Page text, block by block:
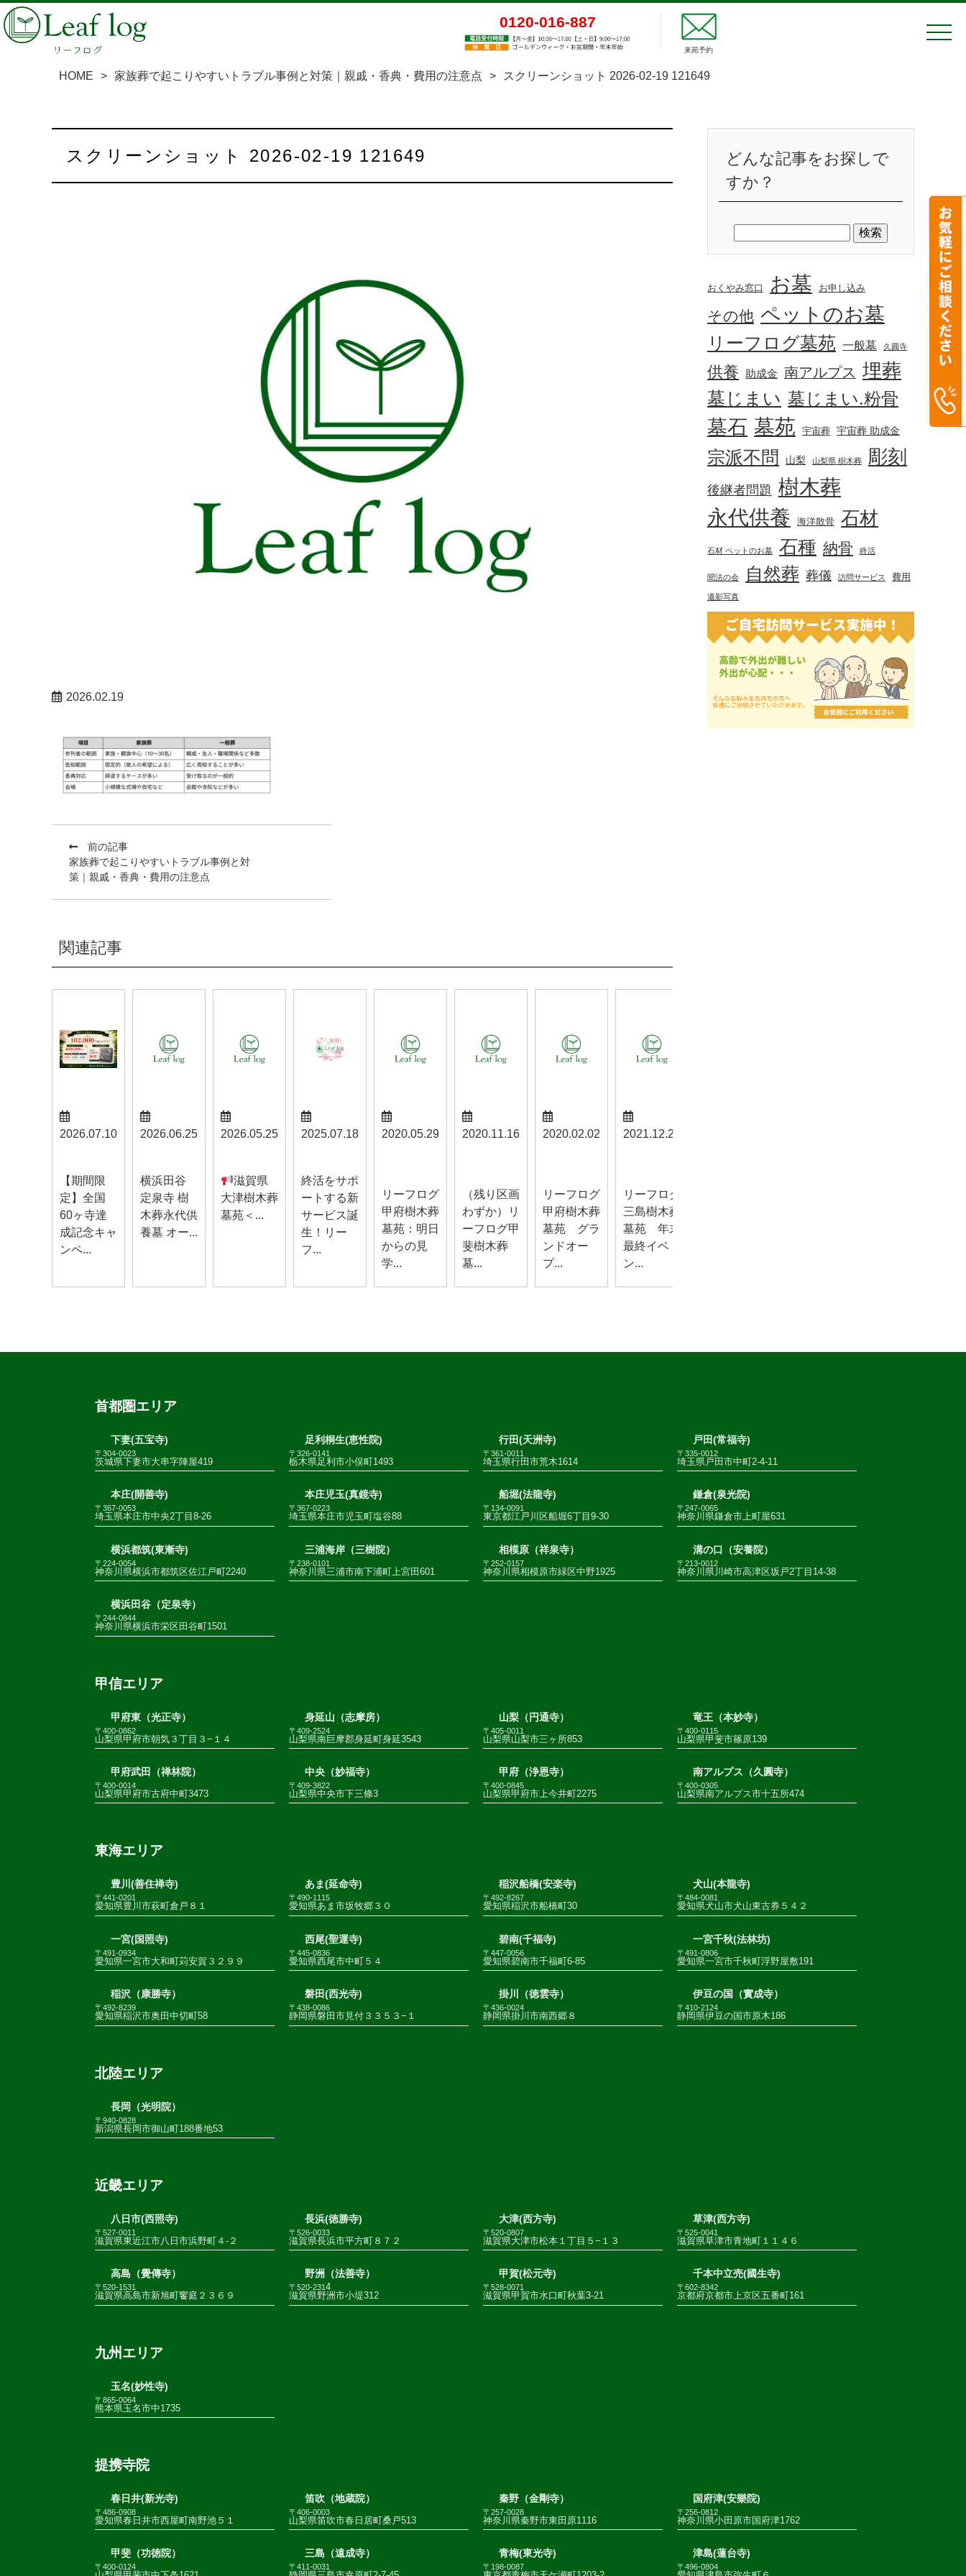
0120-016-887
来苑予約
HOME > 家族葬で起こりやすいトラブル事例と対策｜親戚・香典・費用の注意点 > スクリーンショット 2026-02-19 121649
スクリーンショット 2026-02-19 121649
2026.02.19
前の記事
家族葬で起こりやすいトラブル事例と対
策｜親戚・香典・費用の注意点
関連記事
2026.07.10
【期間限
定】全国
60ヶ寺達
成記念キャ
ンペ...
2026.06.25
横浜田谷
定泉寺 樹
木葬永代供
養墓 オー...
2026.05.25
滋賀県
大津樹木葬
墓苑＜...
2025.07.18
終活をサポ
ートする新
サービス誕
生！リー
フ...
2020.05.29
リーフログ
甲府樹木葬
墓苑：明日
からの見
学...
2020.11.16
（残り区画
わずか）リ
ーフログ甲
斐樹木葬
墓...
2020.02.02
リーフログ
甲府樹木葬
墓苑 グラ
ンドオー
プ...
2021.12.20
リーフログ
三島樹木葬
墓苑 年末
最終イベ
ン...
どんな記事をお探しで
すか？
おくやみ窓口 お墓 お申し込み
その他 ペットのお墓
リーフログ墓苑 一般墓 久圓寺
供養 助成金 南アルプス 埋葬
墓じまい 墓じまい.粉骨
墓石 墓苑 宇宙葬 宇宙葬 助成金
宗派不問 山梨 山梨県 樹木葬 彫刻
後継者問題 樹木葬
永代供養 海洋散骨 石材
石材 ペットのお墓 石種 納骨 終活
聞法の会 自然葬 葬儀 訪問サービス 費用
遺影写真
首都圏エリア
下妻(五宝寺)
〒304-0023
茨城県下妻市大串字陣屋419
足利桐生(恵性院)
〒326-0141
栃木県足利市小俣町1493
行田(天洲寺)
〒361-0011
埼玉県行田市荒木1614
戸田(常福寺)
〒335-0012
埼玉県戸田市中町2-4-11
本庄(開善寺)
〒367-0053
埼玉県本庄市中央2丁目8-26
本庄児玉(真鏡寺)
〒367-0223
埼玉県本庄市児玉町塩谷88
船堀(法龍寺)
〒134-0091
東京都江戸川区船堀6丁目9-30
鎌倉(泉光院)
〒247-0065
神奈川県鎌倉市上町屋631
横浜都筑(東漸寺)
〒224-0054
神奈川県横浜市都筑区佐江戸町2240
三浦海岸（三樹院）
〒238-0101
神奈川県三浦市南下浦町上宮田601
相模原（祥泉寺）
〒252-0157
神奈川県相模原市緑区中野1925
溝の口（安養院）
〒213-0012
神奈川県川崎市高津区坂戸2丁目14-38
横浜田谷（定泉寺）
〒244-0844
神奈川県横浜市栄区田谷町1501
甲信エリア
甲府東（光正寺）
〒400-0862
山梨県甲府市朝気３丁目３−１４
身延山（志摩房）
〒409-2524
山梨県南巨摩郡身延町身延3543
山梨（円通寺）
〒405-0011
山梨県山梨市三ヶ所853
竜王（本妙寺）
〒400-0115
山梨県甲斐市篠原139
甲府武田（禅林院）
〒400-0014
山梨県甲府市古府中町3473
中央（妙福寺）
〒409-3822
山梨県中央市下三條3
甲府（浄恩寺）
〒400-0845
山梨県甲府市上今井町2275
南アルプス（久圓寺）
〒400-0305
山梨県南アルプス市十五所474
東海エリア
豊川(善住禅寺)
〒441-0201
愛知県豊川市萩町倉戸８１
あま(延命寺)
〒490-1115
愛知県あま市坂牧郷３０
稲沢船橋(安楽寺)
〒492-8267
愛知県稲沢市船橋町30
犬山(本龍寺)
〒484-0081
愛知県犬山市犬山東古券５４２
一宮(国照寺)
〒491-0934
愛知県一宮市大和町苅安賀３２９９
西尾(聖運寺)
〒445-0836
愛知県西尾市中町５４
碧南(千福寺)
〒447-0056
愛知県碧南市千福町6-85
一宮千秋(法林坊)
〒491-0806
愛知県一宮市千秋町浮野屋敷191
稲沢（康勝寺）
〒492-8239
愛知県稲沢市奥田中切町58
磐田(西光寺)
〒438-0086
静岡県磐田市見付３３５３−１
掛川（徳雲寺）
〒436-0024
静岡県掛川市南西郷８
伊豆の国（實成寺）
〒410-2124
静岡県伊豆の国市原木186
北陸エリア
長岡（光明院）
〒940-0828
新潟県長岡市御山町188番地53
近畿エリア
八日市(西照寺)
〒527-0011
滋賀県東近江市八日市浜野町４-２
長浜(徳勝寺)
〒526-0033
滋賀県長浜市平方町８７２
大津(西方寺)
〒520-0807
滋賀県大津市松本１丁目５−１３
草津(西方寺)
〒525-0041
滋賀県草津市青地町１１４６
高島（覺傳寺）
〒520-1531
滋賀県高島市新旭町饗庭２３６９
野洲（法善寺）
〒520-231 4
滋賀県野洲市小堤312
甲賀(松元寺)
〒528-0071
滋賀県甲賀市水口町秋葉3-21
千本中立売(國生寺)
〒602-8342
京都府京都市上京区五番町161
九州エリア
玉名(妙性寺)
〒865-0064
熊本県玉名市中1735
提携寺院
春日井(新光寺)
〒486-0908
愛知県春日井市西屋町南野池５１
笛吹（地蔵院）
〒406-0003
山梨県笛吹市春日居町桑戸513
秦野（金剛寺）
〒257-0028
神奈川県秦野市東田原1116
国府津(安樂院)
〒256-0812
神奈川県小田原市国府津1762
甲斐（功徳院）
〒400-0124
三島（遠成寺）
〒411-0031
青梅(東光寺)
〒198-0087
津島(蓮台寺)
〒496-0804